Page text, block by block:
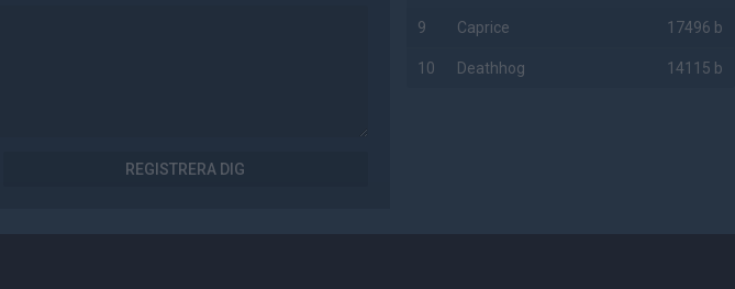
REGISTRERA DIG
9 Caprice 17496 b
10 Deathhog 14115 b